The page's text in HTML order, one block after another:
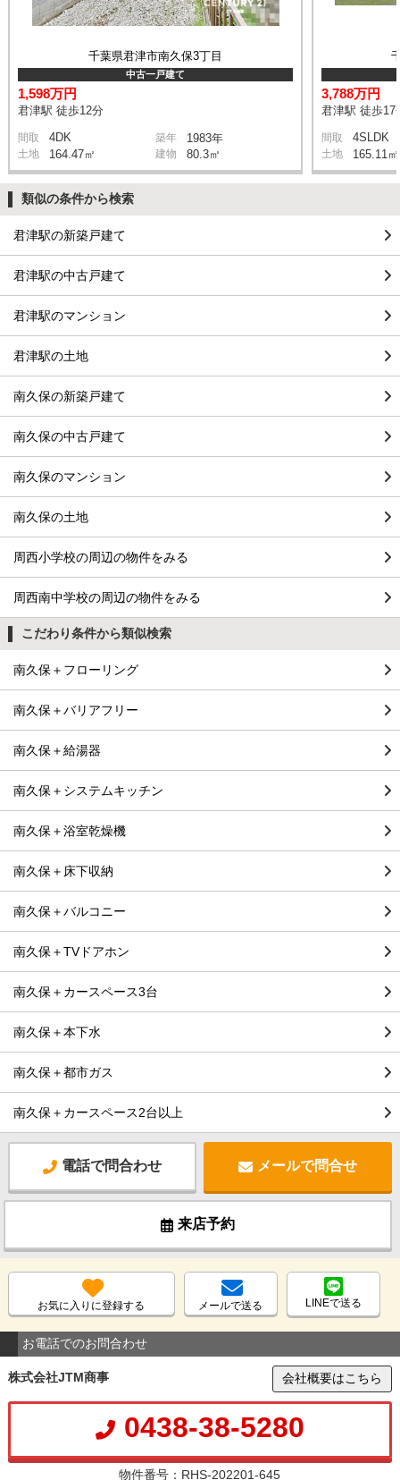
千葉県君津市南久保3丁目
中古一戸建て
1,598万円
君津駅 徒歩12分
間取 4DK 築年 1983年
土地 164.47㎡ 建物 80.3㎡
3,788万円
君津駅 徒歩17
間取 4SLDK
土地 165.11㎡
類似の条件から検索
君津駅の新築戸建て
君津駅の中古戸建て
君津駅のマンション
君津駅の土地
南久保の新築戸建て
南久保の中古戸建て
南久保のマンション
南久保の土地
周西小学校の周辺の物件をみる
周西南中学校の周辺の物件をみる
こだわり条件から類似検索
南久保＋フローリング
南久保＋バリアフリー
南久保＋給湯器
南久保＋システムキッチン
南久保＋浴室乾燥機
南久保＋床下収納
南久保＋バルコニー
南久保＋TVドアホン
南久保＋カースペース3台
南久保＋本下水
南久保＋都市ガス
南久保＋カースペース2台以上
電話で問合わせ メールで問合せ
来店予約
お気に入りに登録する メールで送る LINEで送る
お電話でのお問合わせ
株式会社JTM商事 会社概要はこちら
0438-38-5280
物件番号：RHS-202201-645